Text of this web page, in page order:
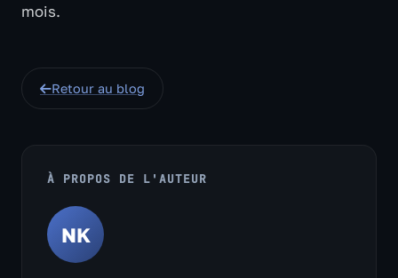
mois.
Retour au blog
À PROPOS DE L'AUTEUR
NK